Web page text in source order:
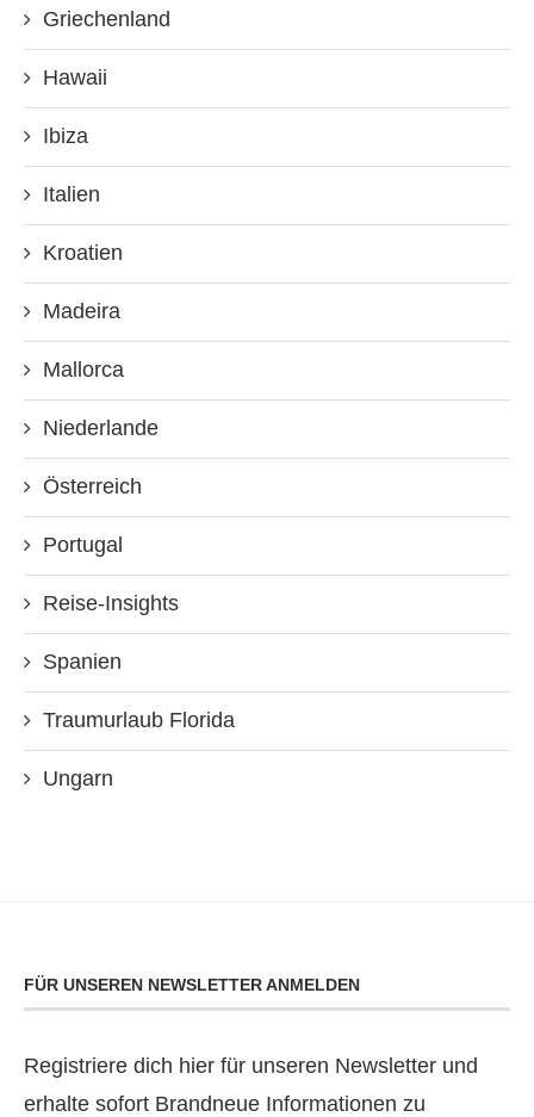
Griechenland
Hawaii
Ibiza
Italien
Kroatien
Madeira
Mallorca
Niederlande
Österreich
Portugal
Reise-Insights
Spanien
Traumurlaub Florida
Ungarn
FÜR UNSEREN NEWSLETTER ANMELDEN
Registriere dich hier für unseren Newsletter und
erhalte sofort Brandneue Informationen zu